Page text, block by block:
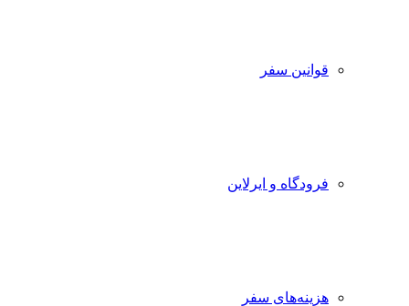
قوانین سفر
فرودگاه و ایرلاین
هزینه‌های سفر